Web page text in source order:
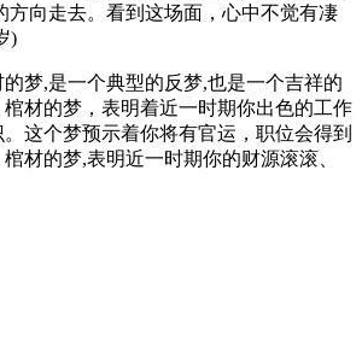
方向走去。看到这场面，心中不觉有凄
)
,是一个典型的反梦,也是一个吉祥的
材的梦，表明着近一时期你出色的工作
这个梦预示着你将有官运，职位会得到
材的梦,表明近一时期你的财源滚滚、